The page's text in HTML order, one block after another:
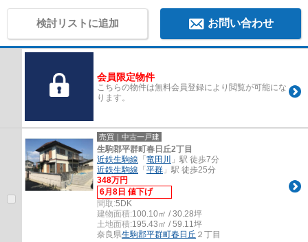
検討リストに追加 お問い合わせ
会員限定物件
こちらの物件は無料会員登録により閲覧が可能にな
ります。
売買｜中古一戸建
生駒郡平群町春日丘2丁目
近鉄生駒線 「 竜田川
」駅 徒歩7分
近鉄生駒線 「 平群 」駅 徒歩25分
348万円
6月8日 値下げ
間取:5DK
建物面積:100.10㎡ / 30.28坪
土地面積:195.43㎡ / 59.11坪
奈良県生駒郡平群町春日丘 ２丁目